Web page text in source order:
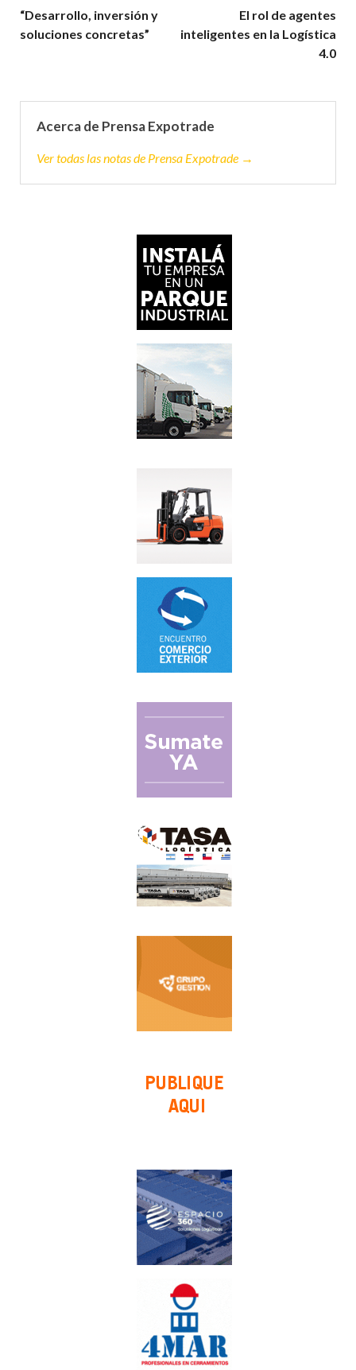
“Desarrollo, inversión y
soluciones concretas”
El rol de agentes
inteligentes en la Logística
4.0
Acerca de Prensa Expotrade
Ver todas las notas de Prensa Expotrade →